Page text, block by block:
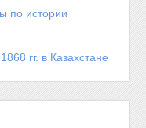
по истории
гг. в Казахстане